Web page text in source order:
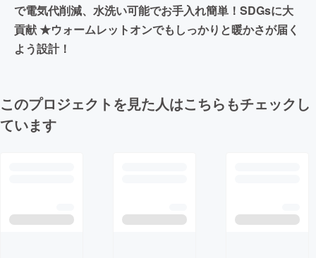
で電気代削減、水洗い可能でお手入れ簡単！SDGsに大
貢献 ★ウォームレットオンでもしっかりと暖かさが届く
よう設計！
このプロジェクトを見た人はこちらもチェックし
ています